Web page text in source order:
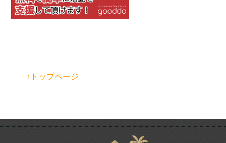
↑トップページ